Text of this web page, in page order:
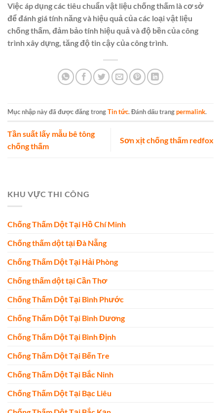
Việc áp dụng các tiêu chuẩn vật liệu chống thấm là cơ sở
để đánh giá tính năng và hiệu quả của các loại vật liệu
chống thấm, đảm bảo tính hiệu quả và độ bền của công
trình xây dựng, tăng độ tin cậy của công trình.
Mục nhập này đã được đăng trongTin tức. Đánh dấu trangpermalink.
Tần suất lấy mẫu bê tông
chống thấm
Sơn xịt chống thấm redfox
KHU VỰC THI CÔNG
Chống Thấm Dột Tại Hồ Chí Minh
Chống thấm dột tại Đà Nẵng
Chống Thấm Dột Tại Hải Phòng
Chống thấm dột tại Cần Thơ
Chống Thấm Dột Tại Bình Phước
Chống Thấm Dột Tại Bình Dương
Chống Thấm Dột Tại Bình Định
Chống Thấm Dột Tại Bến Tre
Chống Thấm Dột Tại Bắc Ninh
Chống Thấm Dột Tại Bạc Liêu